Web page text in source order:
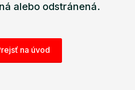
alebo odstránená.
na úvod